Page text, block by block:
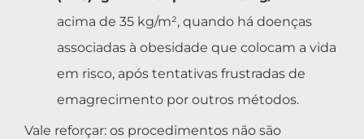
acima de 35 kg/m², quando há doenças
associadas à obesidade que colocam a vida
em risco, após tentativas frustradas de
emagrecimento por outros métodos.
Vale reforçar: os procedimentos não são